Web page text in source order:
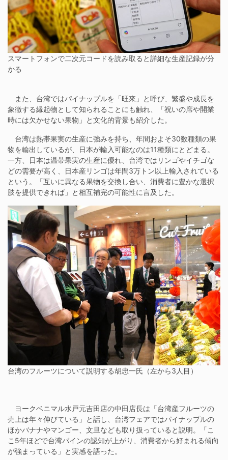
スマートフォンで二次元コードを読み取ると詳細な生産記録が分
かる
また、台湾ではパイナップルを「旺來」と呼び、繁盛や成長を
象徴する縁起物として知られることにも触れ、「祝いの席や開業
時には欠かせない果物」と文化的背景も紹介した。
台湾は熱帯果実の生産に強みを持ち、年間およそ30数種類の果
物を輸出しているが、日本が輸入可能なのは11種類にとどまる。
一方、日本は温帯果実の生産に優れ、台湾ではリンゴやイチゴな
どの需要が高く、日本産リンゴは年間3万トン以上輸入されている
という。「互いに異なる果物を交換し合い、消費者に豊かな選択
肢を提供できれば」と相互補完の可能性に言及した。
台湾のフルーツについて説明する胡忠一氏（左から3人目）
ヨークベニマル水戸元吉田店の中田店長は「台湾産フルーツの
売上は年々伸びている」と話し、台湾フェアではパイナップルの
ほかバナナやマンゴー、文旦なども取り扱っていると説明。「こ
こ5年ほどで台湾パインの認知が上がり、消費者から好まれる傾向
が強まっている」と実感を語った。